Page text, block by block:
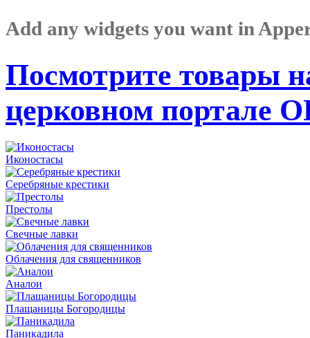
Add any widgets you want in
Посмотрите товары
церковном портале
Иконостасы
Серебряные крестики
Престолы
Свечные лавки
Облачения для священников
Аналои
Плащаницы Богородицы
Паникадила